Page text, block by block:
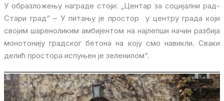
У образложењу награде стоји: „Центар за социјални рад-
Стари град“ – У питању је простор у центру града који
својим шареноликим амбијентом на најлепши начин разбија
монотонију градског бетона на коју смо навикли. Сваки
делић простора испуњен је зеленилом“.